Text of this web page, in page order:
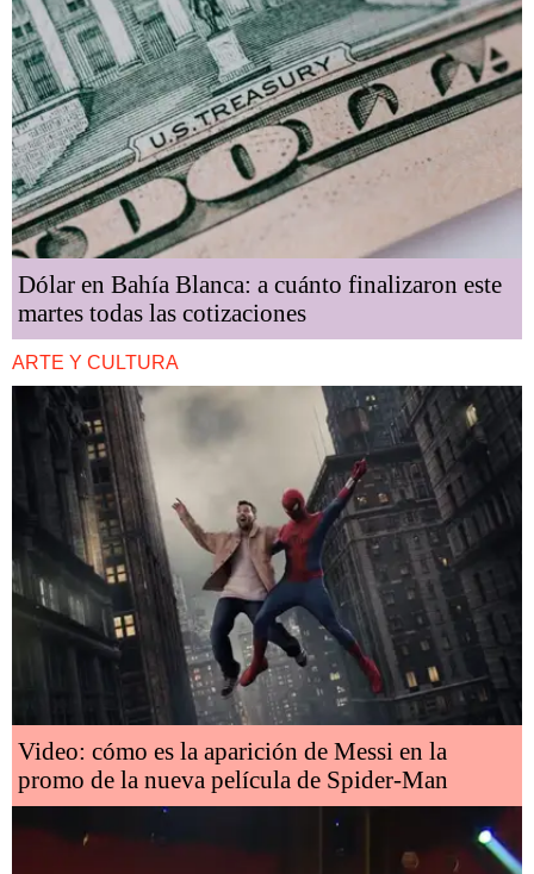
Dólar en Bahía Blanca: a cuánto finalizaron este
martes todas las cotizaciones
ARTE Y CULTURA
Video: cómo es la aparición de Messi en la
promo de la nueva película de Spider-Man